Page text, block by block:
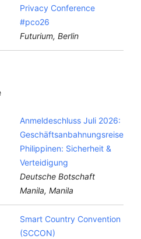
Privacy Conference
#pco26
Futurium, Berlin
Anmeldeschluss Juli 2026:
Geschäftsanbahnungsreise
Philippinen: Sicherheit &
Verteidigung
Deutsche Botschaft
Manila, Manila
Smart Country Convention
(SCCON)